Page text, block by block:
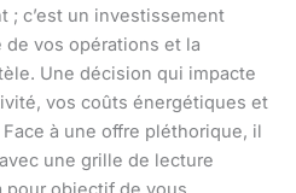
; c’est un investissement
vos opérations et la
Une décision qui impacte
vos coûts énergétiques et
à une offre pléthorique, il
une grille de lecture